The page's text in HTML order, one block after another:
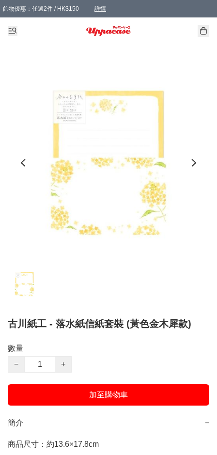
飾物優惠：任選2件 / HK$150 詳情
髮飾優惠：任選2件 / HK$100 詳情
精選襪子優惠：任選3對 / HK$115 詳情
滿額免運：本地訂單滿港幣350元可享免運費優惠
古川紙工 - 落水紙信紙套裝 (黃色金木犀款)
數量
−
+
加至購物車
簡介 −
商品尺寸：約13.6×17.8cm